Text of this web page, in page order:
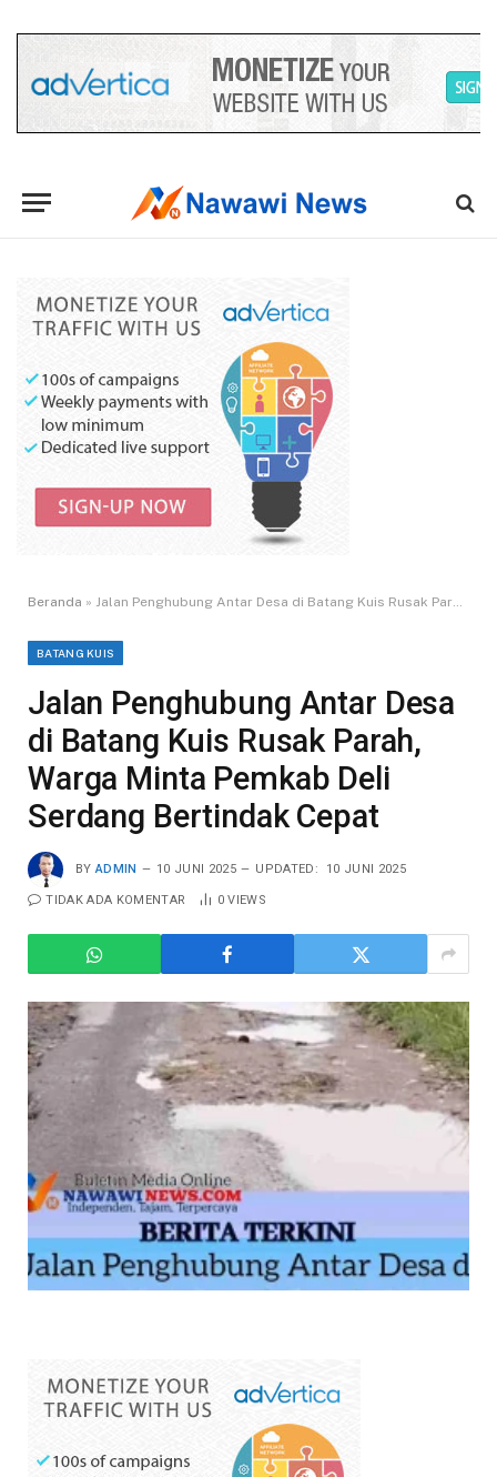
Beranda » Jalan Penghubung Antar Desa di Batang Kuis Rusak Parah, Warga Minta Pemkab Deli Serdang Bertindak Cepat
BATANG KUIS
Jalan Penghubung Antar Desa
di Batang Kuis Rusak Parah,
Warga Minta Pemkab Deli
Serdang Bertindak Cepat
BY ADMIN 10 JUNI 2025 UPDATED: 10 JUNI 2025
TIDAK ADA KOMENTAR 0VIEWS